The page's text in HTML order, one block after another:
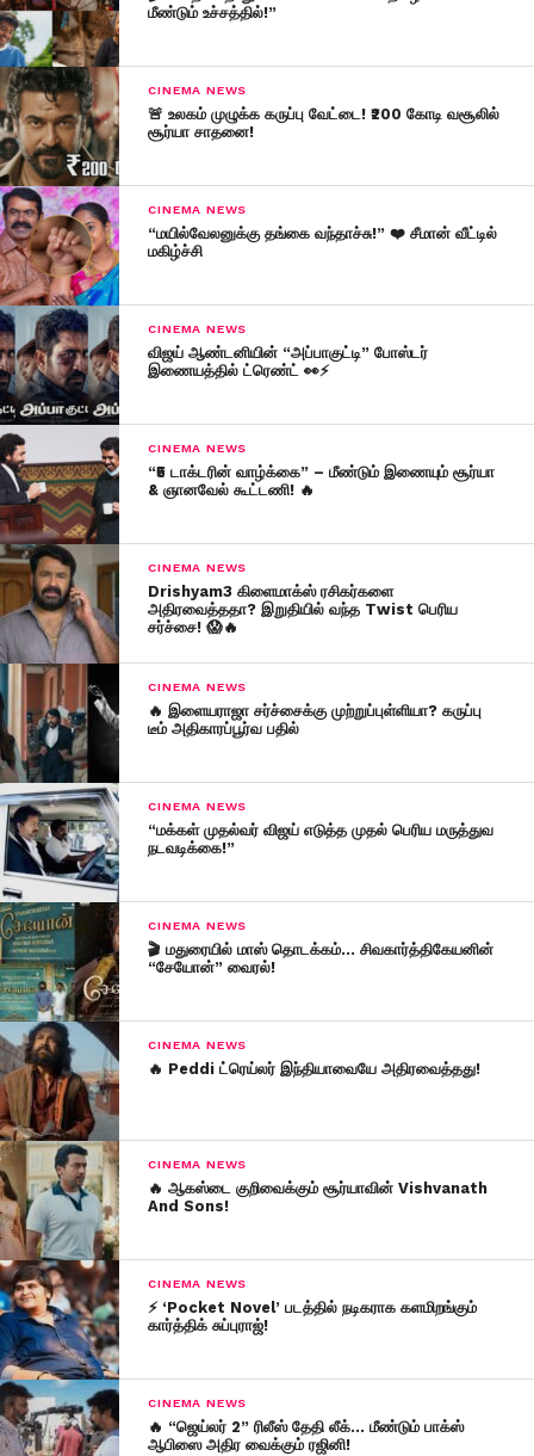
மீண்டும் உச்சத்தில்!”
CINEMA NEWS
🚨 உலகம் முழுக்க கருப்பு வேட்டை! ₹200 கோடி வசூலில்
சூர்யா சாதனை!
CINEMA NEWS
“மயில்வேலனுக்கு தங்கை வந்தாச்சு!” ❤️ சீமான் வீட்டில்
மகிழ்ச்சி
CINEMA NEWS
விஜய் ஆண்டனியின் “அப்பாகுட்டி” போஸ்டர்
இணையத்தில் ட்ரெண்ட் 👀⚡
CINEMA NEWS
“₹5 டாக்டரின் வாழ்க்கை” – மீண்டும் இணையும் சூர்யா
& ஞானவேல் கூட்டணி! 🔥
CINEMA NEWS
Drishyam3 கிளைமாக்ஸ் ரசிகர்களை
அதிரவைத்ததா? இறுதியில் வந்த Twist பெரிய
சர்ச்சை! 😱🔥
CINEMA NEWS
🔥 இளையராஜா சர்ச்சைக்கு முற்றுப்புள்ளியா? கருப்பு
டீம் அதிகாரப்பூர்வ பதில்
CINEMA NEWS
“மக்கள் முதல்வர் விஜய் எடுத்த முதல் பெரிய மருத்துவ
நடவடிக்கை!”
CINEMA NEWS
🎬 மதுரையில் மாஸ் தொடக்கம்… சிவகார்த்திகேயனின்
“சேயோன்” வைரல்!
CINEMA NEWS
🔥 Peddi ட்ரெய்லர் இந்தியாவையே அதிரவைத்தது!
CINEMA NEWS
🔥 ஆகஸ்டை குறிவைக்கும் சூர்யாவின் Vishvanath
And Sons!
CINEMA NEWS
⚡ ‘Pocket Novel’ படத்தில் நடிகராக களமிறங்கும்
கார்த்திக் சுப்புராஜ்!
CINEMA NEWS
🔥 “ஜெய்லர் 2” ரிலீஸ் தேதி லீக்… மீண்டும் பாக்ஸ்
ஆபிஸை அதிர வைக்கும் ரஜினி!